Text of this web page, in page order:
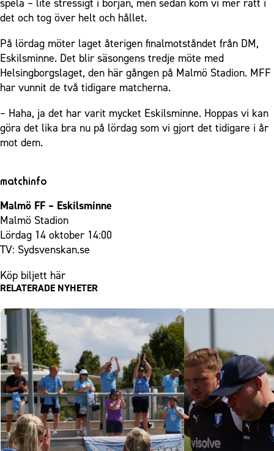
spela – lite stressigt i början, men sedan kom vi mer rätt i
det och tog över helt och hållet.
På lördag möter laget återigen finalmotståndet från DM,
Eskilsminne. Det blir säsongens tredje möte med
Helsingborgslaget, den här gången på Malmö Stadion. MFF
har vunnit de två tidigare matcherna.
– Haha, ja det har varit mycket Eskilsminne. Hoppas vi kan
göra det lika bra nu på lördag som vi gjort det tidigare i år
mot dem.
matchinfo
Malmö FF – Eskilsminne
Malmö Stadion
Lördag 14 oktober 14:00
TV: Sydsvenskan.se
Köp biljett här
RELATERADE NYHETER